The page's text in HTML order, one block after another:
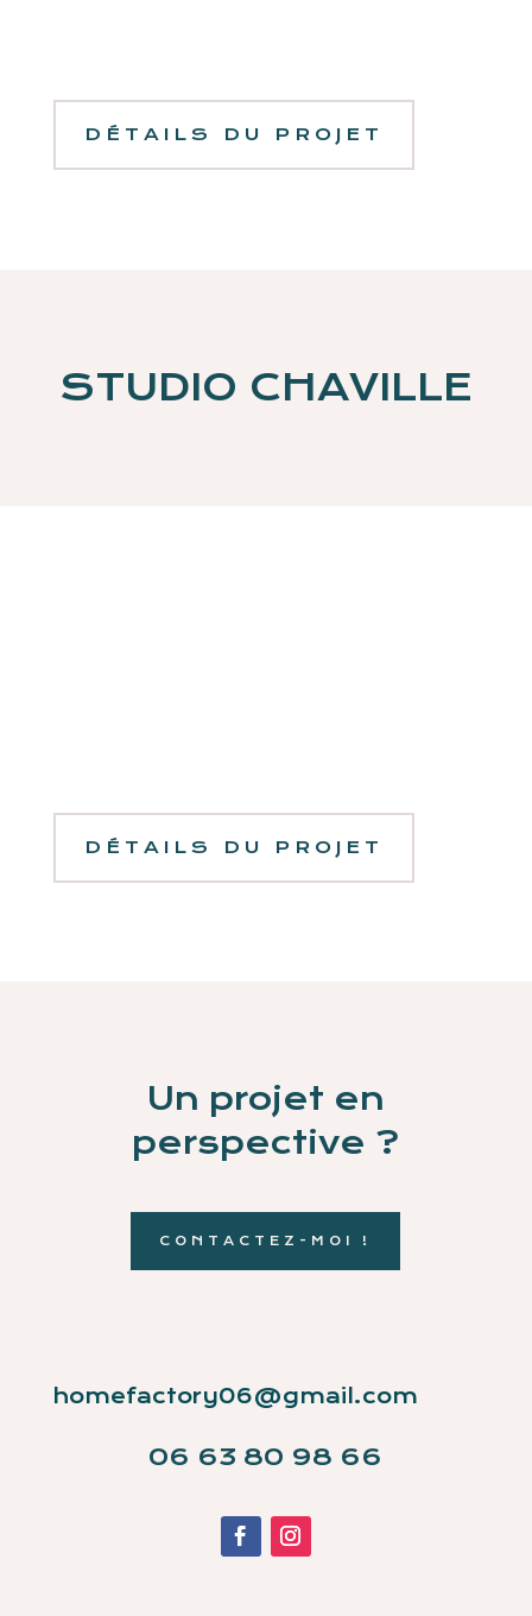
DÉTAILS DU PROJET
STUDIO CHAVILLE
DÉTAILS DU PROJET
Un projet en
perspective ?
CONTACTEZ-MOI !
homefactory06@gmail.com
06 63 80 98 66